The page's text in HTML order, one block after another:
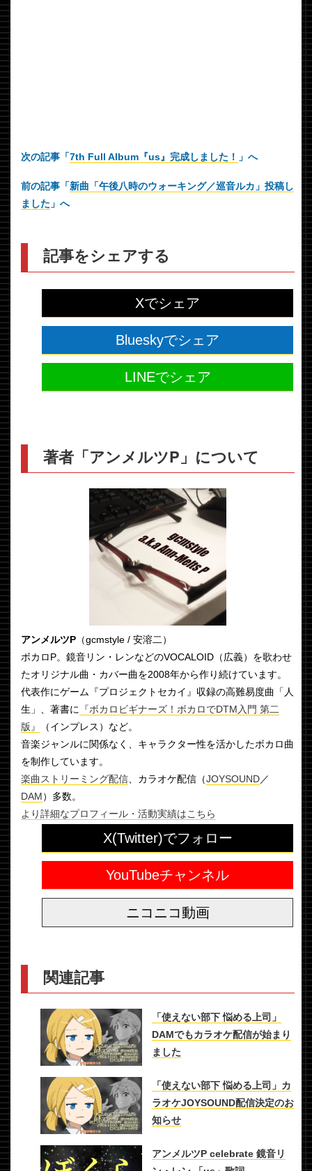
次の記事「7th Full Album『us』完成しました！ 」へ
前の記事「新曲「午後八時のウォーキング／巡音ルカ」投稿し
ました 」へ
記事をシェアする
Xでシェア
Blueskyでシェア
LINEでシェア
著者「アンメルツP」について
アンメルツP （gcmstyle / 安溶二）
ボカロP。鏡音リン・レンなどのVOCALOID（広義）を歌わせ
たオリジナル曲・カバー曲を2008年から作り続けています。
代表作にゲーム『プロジェクトセカイ』収録の高難易度曲「人
生」、著書に
『ボカロビギナーズ！ボカロでDTM入門 第二
版』
（インプレス）など。
音楽ジャンルに関係なく、キャラクター性を活かしたボカロ曲
を制作しています。
楽曲ストリーミング配信 、カラオケ配信（JOYSOUND／
DAM）多数。
より詳細なプロフィール・活動実績はこちら
X(Twitter)でフォロー
YouTubeチャンネル
ニコニコ動画
関連記事
「使えない部下 悩める上司」
DAMでもカラオケ配信が始まり
ました
「使えない部下 悩める上司」カ
ラオケJOYSOUND配信決定のお
知らせ
アンメルツP celebrate 鏡音リ